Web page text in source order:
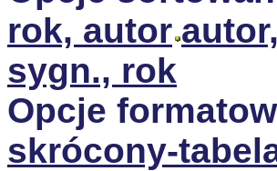
rok, autor
sygn., rok
Opcje
skrócony-